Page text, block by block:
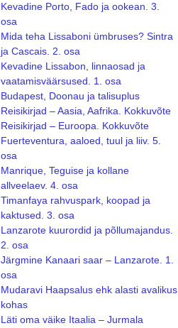
Kevadine Porto, Fado ja ookean. 3.
osa
Mida teha Lissaboni ümbruses? Sintra
ja Cascais. 2. osa
Kevadine Lissabon, linnaosad ja
vaatamisväärsused. 1. osa
Budapest, Doonau ja talisuplus
Reisikirjad – Aasia, Aafrika. Kokkuvõte
Reisikirjad – Euroopa. Kokkuvõte
Fuerteventura, aaloed, tuul ja liiv. 5.
osa
Manrique, Teguise ja kollane
allveelaev. 4. osa
Timanfaya rahvuspark, koopad ja
kaktused. 3. osa
Lanzarote kuurordid ja põllumajandus.
2. osa
Järgmine Kanaari saar – Lanzarote. 1.
osa
Mudaravi Haapsalus ehk alasti avalikus
kohas
Läti oma väike Itaalia – Jurmala